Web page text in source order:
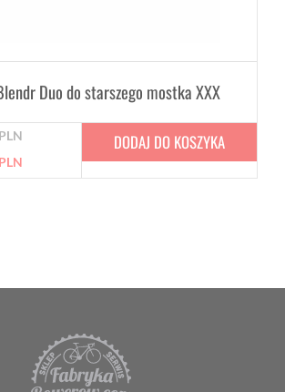
Duo do starszego mostka XXX
PLN
PLN
DODAJ DO KOSZYKA